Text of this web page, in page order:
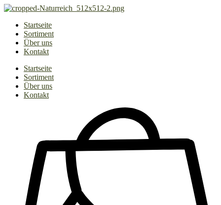
Zum
springenStartseite
Sortiment
Über uns
Kontakt
Startseite
Sortiment
Über uns
Kontakt